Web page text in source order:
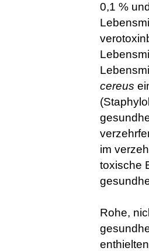
0,1 %
cereus
im
toxische
Rohe,